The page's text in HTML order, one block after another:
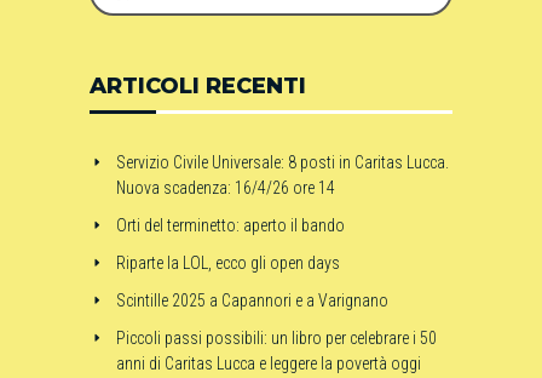
ARTICOLI RECENTI
Servizio Civile Universale: 8 posti in Caritas Lucca.
Nuova scadenza: 16/4/26 ore 14
Orti del terminetto: aperto il bando
Riparte la LOL, ecco gli open days
Scintille 2025 a Capannori e a Varignano
Piccoli passi possibili: un libro per celebrare i 50
anni di Caritas Lucca e leggere la povertà oggi